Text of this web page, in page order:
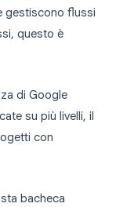
gestiscono flussi
questo è
di Google
su più livelli, il
con
bacheca